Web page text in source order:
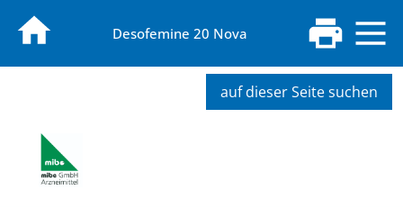
Desofemine 20 Nova
auf dieser Seite suchen